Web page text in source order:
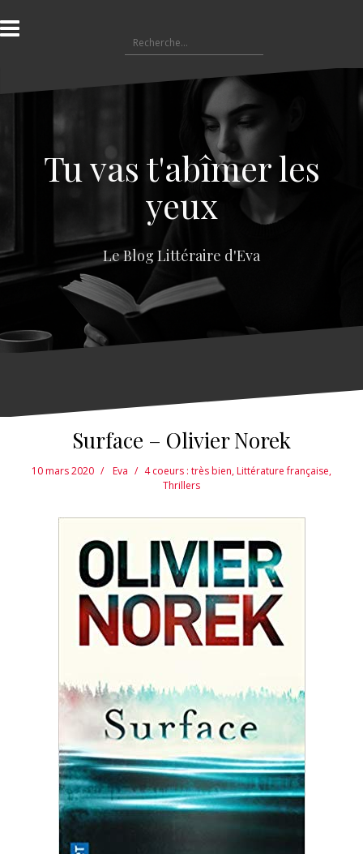
l
a
e
e
Tu vas t'abîmer les
yeux
Le Blog Littéraire d'Eva
Surface – Olivier Norek
10 mars 2020 Eva 4 coeurs : très bien,Littérature française,
Thrillers